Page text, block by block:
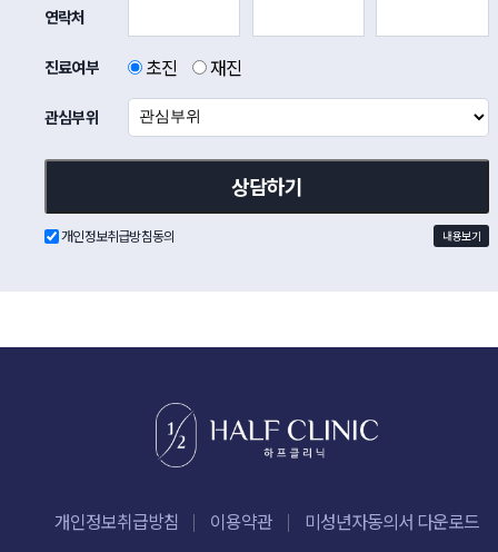
연락처
진료여부 초진 재진
관심부위
개인정보취급방침동의 내용보기
개인정보취급방침 이용약관 미성년자동의서 다운로드